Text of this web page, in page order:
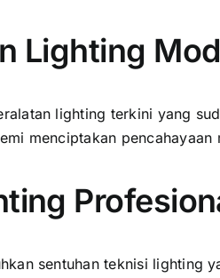
Lighting
lighting terkini yang
menciptakan pencahayaan
sentuhan teknisi lighting